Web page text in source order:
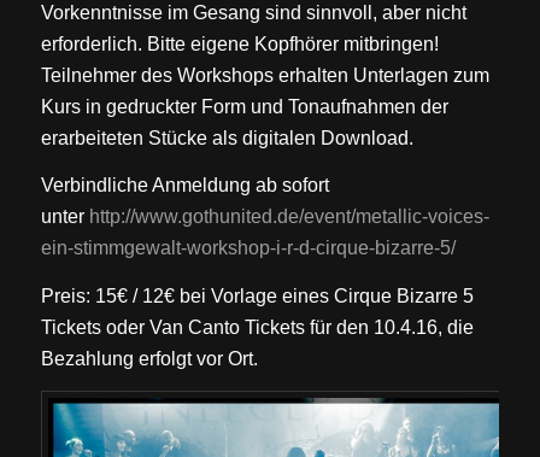
Vorkenntnisse im Gesang sind sinnvoll, aber nicht
erforderlich. Bitte eigene Kopfhörer mitbringen!
Teilnehmer des Workshops erhalten Unterlagen zum
Kurs in gedruckter Form und Tonaufnahmen der
erarbeiteten Stücke als digitalen Download.
Verbindliche Anmeldung ab sofort
unter http://www.gothunited.de/event/metallic-voices-
ein-stimmgewalt-workshop-i-r-d-cirque-bizarre-5/
Preis: 15€ / 12€ bei Vorlage eines Cirque Bizarre 5
Tickets oder Van Canto Tickets für den 10.4.16, die
Bezahlung erfolgt vor Ort.